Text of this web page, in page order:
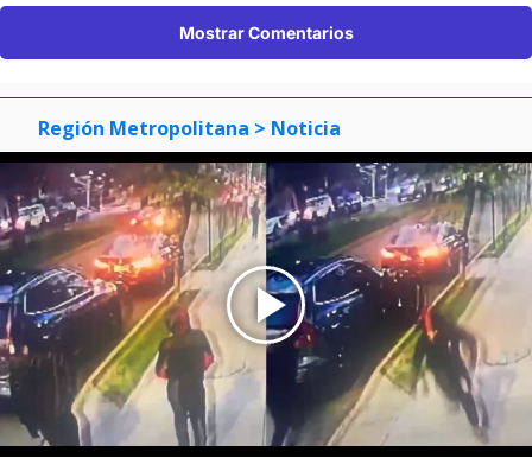
Mostrar Comentarios
Región Metropolitana > Noticia